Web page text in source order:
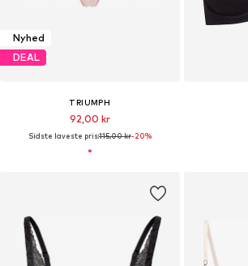
Nyhed
DEAL
TRIUMPH
92,00 kr
Sidste laveste pris:115,00 kr-20%